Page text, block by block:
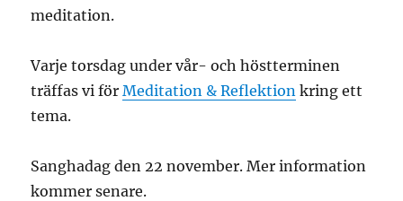
meditation.
Varje torsdag under vår- och höstterminen
träffas vi förMeditation & Reflektion kring ett
tema.
Sanghadag den 22 november. Mer information
kommer senare.